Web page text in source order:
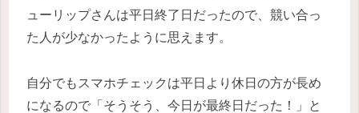
ューリップさんは平日終了日だったので、競い合っ
た人が少なかったように思えます。
自分でもスマホチェックは平日より休日の方が長め
になるので「そうそう、今日が最終日だった！」と